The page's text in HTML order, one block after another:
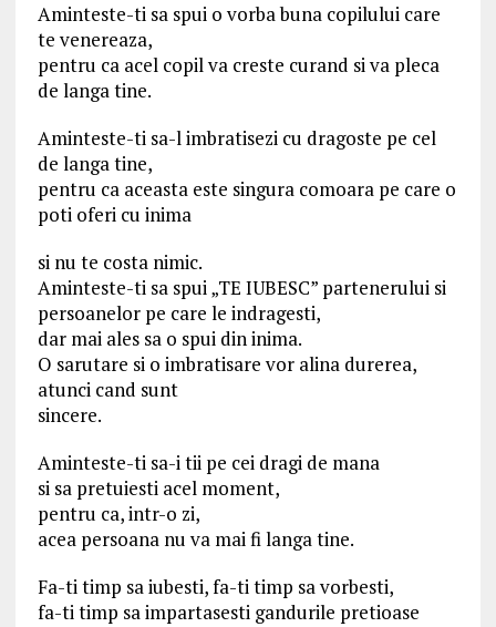
Aminteste-ti sa spui o vorba buna copilului care
te venereaza,
pentru ca acel copil va creste curand si va pleca
de langa tine.
Aminteste-ti sa-l imbratisezi cu dragoste pe cel
de langa tine,
pentru ca aceasta este singura comoara pe care o
poti oferi cu inima
si nu te costa nimic.
Aminteste-ti sa spui „TE IUBESC” partenerului si
persoanelor pe care le indragesti,
dar mai ales sa o spui din inima.
O sarutare si o imbratisare vor alina durerea,
atunci cand sunt
sincere.
Aminteste-ti sa-i tii pe cei dragi de mana
si sa pretuiesti acel moment,
pentru ca, intr-o zi,
acea persoana nu va mai fi langa tine.
Fa-ti timp sa iubesti, fa-ti timp sa vorbesti,
fa-ti timp sa impartasesti gandurile pretioase